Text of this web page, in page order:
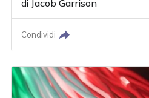
di Jacob Garrison
Condividi